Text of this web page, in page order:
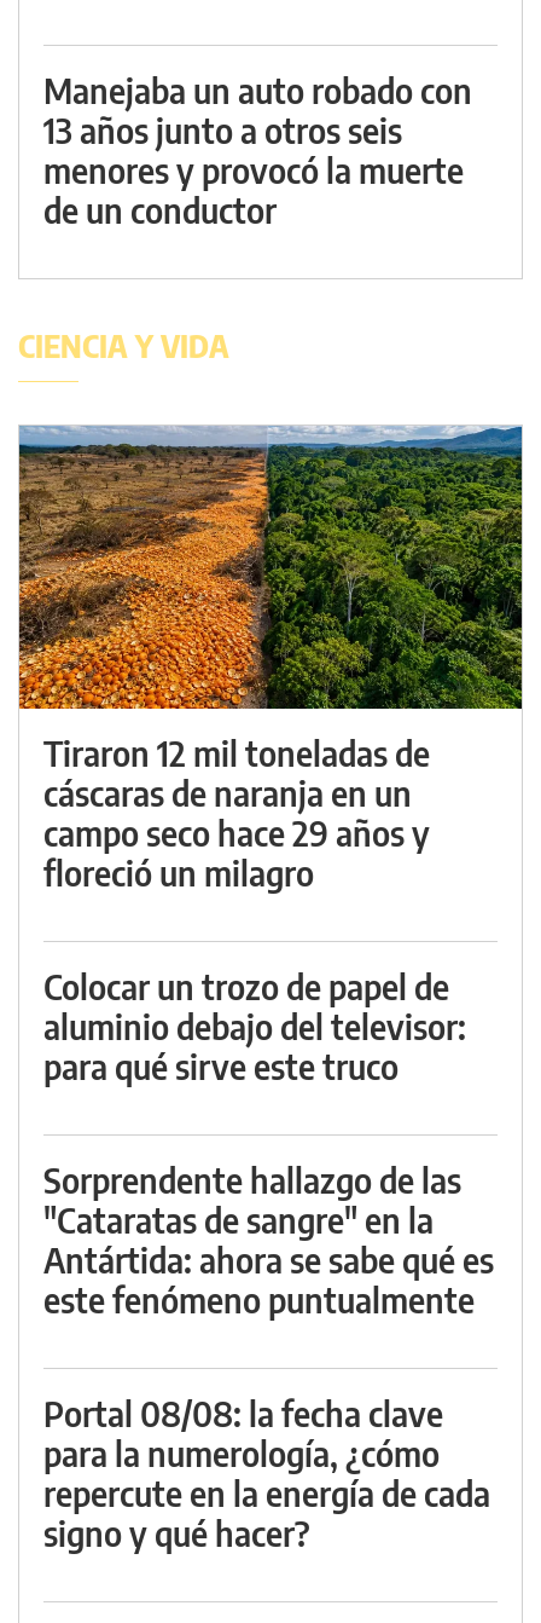
Manejaba un auto robado con
13 años junto a otros seis
menores y provocó la muerte
de un conductor
CIENCIA Y VIDA
Tiraron 12 mil toneladas de
cáscaras de naranja en un
campo seco hace 29 años y
floreció un milagro
Colocar un trozo de papel de
aluminio debajo del televisor:
para qué sirve este truco
Sorprendente hallazgo de las
"Cataratas de sangre" en la
Antártida: ahora se sabe qué es
este fenómeno puntualmente
Portal 08/08: la fecha clave
para la numerología, ¿cómo
repercute en la energía de cada
signo y qué hacer?